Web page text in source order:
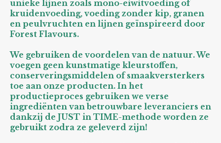
unieke lijnen zoals mono-eiwitvoeding of
kruidenvoeding, voeding zonder kip, granen
en peulvruchten en lijnen geïnspireerd door
Forest Flavours.
We gebruiken de voordelen van de natuur. We
voegen geen kunstmatige kleurstoffen,
conserveringsmiddelen of smaakversterkers
toe aan onze producten. In het
productieproces gebruiken we verse
ingrediënten van betrouwbare leveranciers en
dankzij de JUST in TIME-methode worden ze
gebruikt zodra ze geleverd zijn!